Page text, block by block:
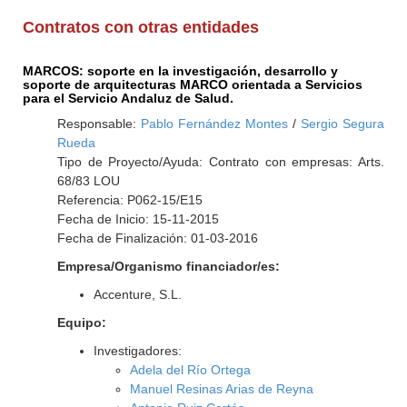
Contratos con otras entidades
MARCOS: soporte en la investigación, desarrollo y
soporte de arquitecturas MARCO orientada a Servicios
para el Servicio Andaluz de Salud.
Responsable: Pablo Fernández Montes/ Sergio Segura
Rueda
Tipo de Proyecto/Ayuda: Contrato con empresas: Arts.
68/83 LOU
Referencia: P062-15/E15
Fecha de Inicio: 15-11-2015
Fecha de Finalización: 01-03-2016
Empresa/Organismo financiador/es:
Accenture, S.L.
Equipo:
Investigadores:
Adela del Río Ortega
Manuel Resinas Arias de Reyna